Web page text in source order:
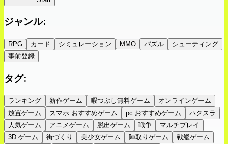
ジャンル:
RPG カード シミュレーション MMO パズル
シューティング
事前登録
タグ:
ランキング 新作ゲーム 暇つぶし無料ゲーム
オンラインゲーム
放置ゲーム
スマホ おすすめゲーム pc おすすめゲーム
ハクスラ
人気ゲーム
アニメゲーム 脱出ゲーム 戦争
マルチプレイ
3D ゲーム
街づくり 美少女ゲーム 陣取りゲーム
戦艦ゲーム